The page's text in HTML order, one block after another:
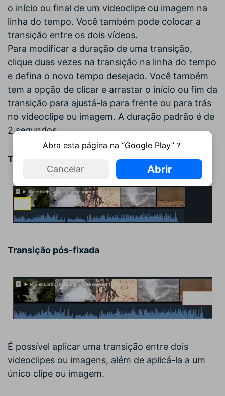
o início ou final de um videoclipe ou imagem na
linha do tempo. Você também pode colocar a
transição entre os dois vídeos.
Para modificar a duração de uma transição,
clique duas vezes na transição na linha do tempo
e defina o novo tempo desejado. Você também
tem a opção de clicar e arrastar o início ou fim da
transição para ajustá-la para frente ou para trás
no videoclipe ou imagem. A duração padrão é de
2 segundos.
Transição de prefixo
Transição pós-fixada
É possível aplicar uma transição entre dois
videoclipes ou imagens, além de aplicá-la a um
único clipe ou imagem.
Abra esta página na “Google Play”？
Cancelar Abrir